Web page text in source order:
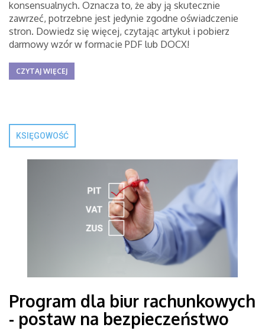
konsensualnych. Oznacza to, że aby ją skutecznie
zawrzeć, potrzebne jest jedynie zgodne oświadczenie
stron. Dowiedz się więcej, czytając artykuł i pobierz
darmowy wzór w formacie PDF lub DOCX!
CZYTAJ WIĘCEJ
KSIĘGOWOŚĆ
Program dla biur rachunkowych
- postaw na bezpieczeństwo